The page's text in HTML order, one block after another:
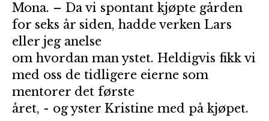
Mona. – Da vi spontant kjøpte gården
for seks år siden, hadde verken Lars
eller jeg anelse
om hvordan man ystet. Heldigvis fikk vi
med oss de tidligere eierne som
mentorer det første
året, - og yster Kristine med på kjøpet.